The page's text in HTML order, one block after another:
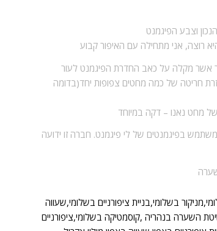
וצבע הפיגמנט
רוצה, אני מתחילה עם האיפור קבוע
אשר מקלה על כאב החדרת הפיגמנט לעור
חריטה של כמה מחטים צפופות יחד(בדומה
מחט נאנו – דקה במיוחד
בפיגמנטים של לי פיגמנט. חברה זו ידועה
בשלומי,בניית ציפורניים בשלומי,שעווה
השערה בנהריה ,קוסמטיקה בשלומי,ציפורניים